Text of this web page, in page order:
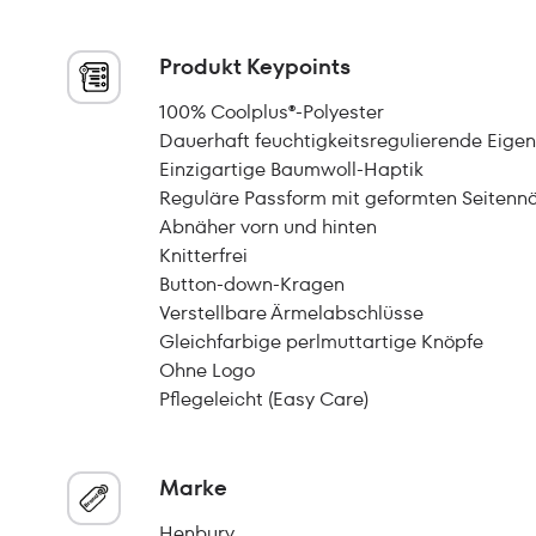
Produkt Keypoints
100% Coolplus®-Polyester
Dauerhaft feuchtigkeitsregulierende
Einzigartige Baumwoll-Haptik
Reguläre Passform mit geformten
Abnäher vorn und hinten
Knitterfrei
Button-down-Kragen
Verstellbare Ärmelabschlüsse
Gleichfarbige perlmuttartige Knöpfe
Ohne Logo
Pflegeleicht (Easy Care)
Marke